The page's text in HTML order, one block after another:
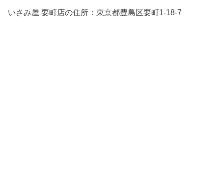
いさみ屋 要町店の住所：東京都豊島区要町1-18-7